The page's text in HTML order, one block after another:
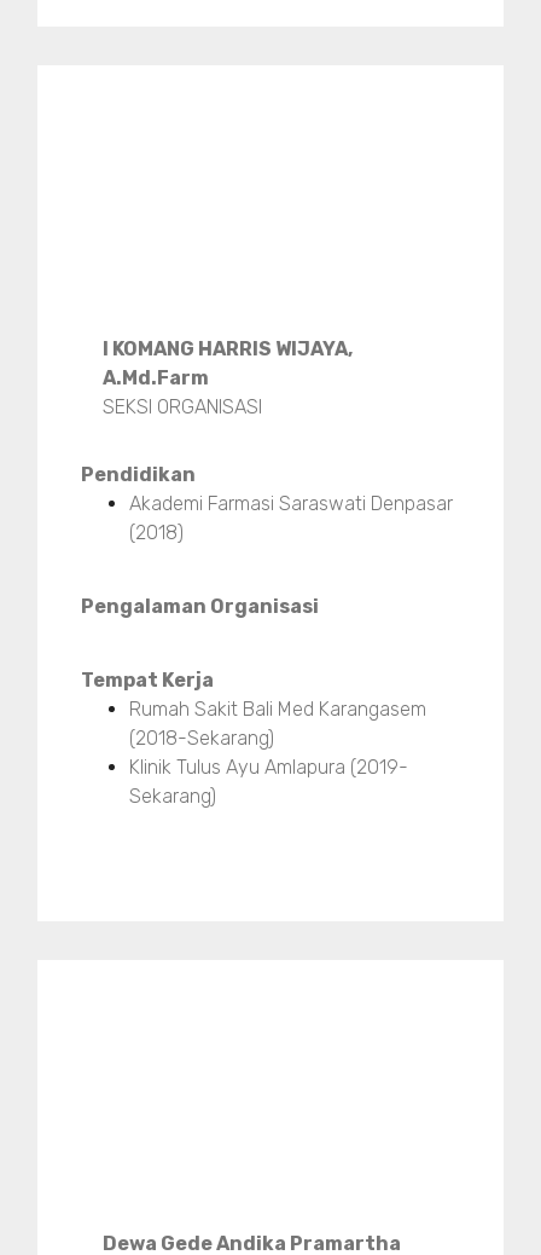
I KOMANG HARRIS WIJAYA,
A.Md.Farm
SEKSI ORGANISASI
Pendidikan
Akademi Farmasi Saraswati Denpasar
(2018)
Pengalaman Organisasi
Tempat Kerja
Rumah Sakit Bali Med Karangasem
(2018-Sekarang)
Klinik Tulus Ayu Amlapura (2019-
Sekarang)
Dewa Gede Andika Pramartha